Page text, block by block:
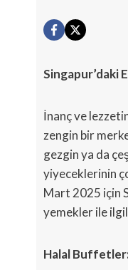
Singapur’daki
İnanç ve
zengin bir
gezgin ya da
yiyeceklerinin
Mart 2025 için
yemekler ile
Halal